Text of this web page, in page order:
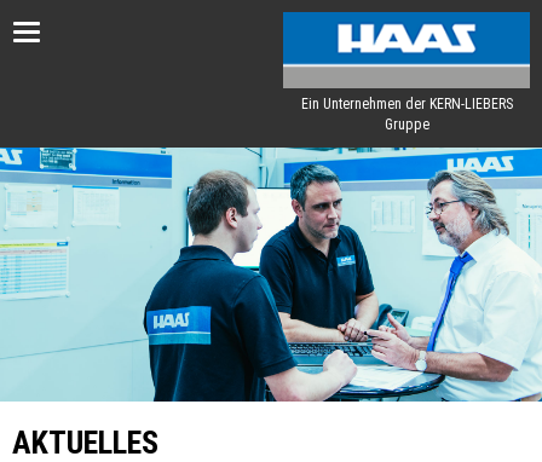
Toggle
Ein Unternehmen der KERN-LIEBERS
Gruppe
AKTUELLES